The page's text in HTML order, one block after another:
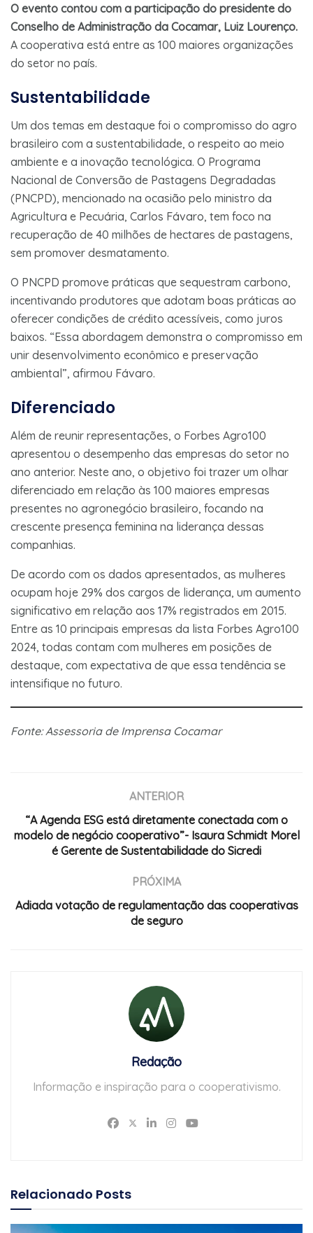
O evento contou com a participação do presidente do
Conselho de Administração da Cocamar, Luiz Lourenço.
A cooperativa está entre as 100 maiores organizações
do setor no país.
Sustentabilidade
Um dos temas em destaque foi o compromisso do agro
brasileiro com a sustentabilidade, o respeito ao meio
ambiente e a inovação tecnológica. O Programa
Nacional de Conversão de Pastagens Degradadas
(PNCPD), mencionado na ocasião pelo ministro da
Agricultura e Pecuária, Carlos Fávaro, tem foco na
recuperação de 40 milhões de hectares de pastagens,
sem promover desmatamento.
O PNCPD promove práticas que sequestram carbono,
incentivando produtores que adotam boas práticas ao
oferecer condições de crédito acessíveis, como juros
baixos. “Essa abordagem demonstra o compromisso em
unir desenvolvimento econômico e preservação
ambiental”, afirmou Fávaro.
Diferenciado
Além de reunir representações, o Forbes Agro100
apresentou o desempenho das empresas do setor no
ano anterior. Neste ano, o objetivo foi trazer um olhar
diferenciado em relação às 100 maiores empresas
presentes no agronegócio brasileiro, focando na
crescente presença feminina na liderança dessas
companhias.
De acordo com os dados apresentados, as mulheres
ocupam hoje 29% dos cargos de liderança, um aumento
significativo em relação aos 17% registrados em 2015.
Entre as 10 principais empresas da lista Forbes Agro100
2024, todas contam com mulheres em posições de
destaque, com expectativa de que essa tendência se
intensifique no futuro.
Fonte: Assessoria de Imprensa Cocamar
ANTERIOR
“A Agenda ESG está diretamente conectada com o
modelo de negócio cooperativo”- Isaura Schmidt Morel
é Gerente de Sustentabilidade do Sicredi
PRÓXIMA
Adiada votação de regulamentação das cooperativas
de seguro
Redação
Informação e inspiração para o cooperativismo.
Relacionado Posts